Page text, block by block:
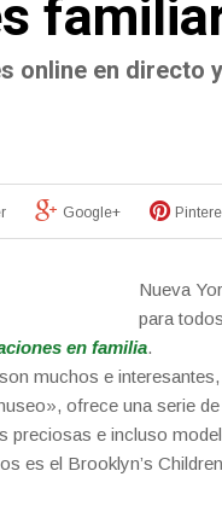
online en directo
Google+
Nueva
para
en familia.
muchos e
ofrece una serie
preciosas e incluso
es el Brooklyn’s